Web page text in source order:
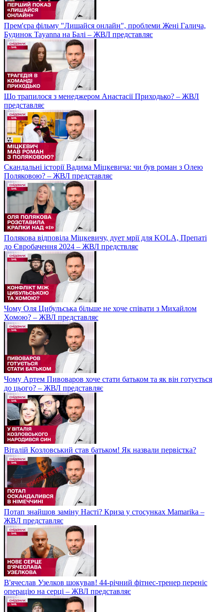
Прем'єра фільму "Лишайся онлайн", проблеми Жені Галича,
Будинок Tayanna на Балі – ЖВЛ представляє
Що трапилося з менеджером Анастасії Приходько? – ЖВЛ
представляє
Скандальні історії Вадима Міцкевича: чи був роман з Олею
Поляковою? – ЖВЛ представляє
Полякова відповіла Міцкевичу, дует мрії для KOLA, Препаті
до Євробачення 2024 – ЖВЛ предствляє
Чому Оля Цибульська більше не хоче співати з Михайлом
Хомою? – ЖВЛ представляє
Чому Артем Пивоваров хоче стати батьком та як він готується
до цього? – ЖВЛ представляє
Віталій Козловський став батьком! Як назвали первістка?
Потап знайшов заміну Насті? Криза у стосунках Mamarika –
ЖВЛ представляє
В'ячеслав Узелков шокував! 44-річний фітнес-тренер переніс
операцію на серці – ЖВЛ представляє